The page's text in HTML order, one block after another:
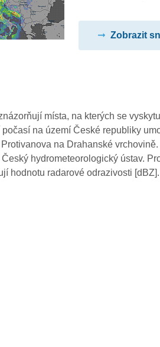
Zobrazit
místa, na kterých se
na území České republiky
na Drahanské
hydrometeorologický ústav.
hodnotu radarové odrazivosti